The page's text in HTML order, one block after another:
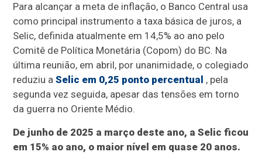
Para alcançar a meta de inflação, o Banco Central usa
como principal instrumento a taxa básica de juros, a
Selic, definida atualmente em 14,5% ao ano pelo
Comitê de Política Monetária (Copom) do BC. Na
última reunião, em abril, por unanimidade, o colegiado
reduziu aSelic em 0,25 ponto percentual , pela
segunda vez seguida, apesar das tensões em torno
da guerra no Oriente Médio.
De junho de 2025 a março deste ano, a Selic ficou
em 15% ao ano, o maior nível em quase 20 anos.